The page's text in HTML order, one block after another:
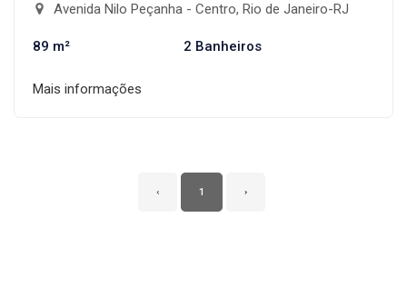
Avenida Nilo Peçanha - Centro, Rio de Janeiro-RJ
89 m² 2 Banheiros
Mais informações
‹ 1 ›